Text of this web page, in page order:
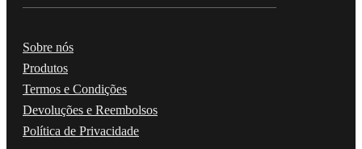
Sobre nós
Produtos
Termos e Condições
Devoluções e Reembolsos
Política de Privacidade